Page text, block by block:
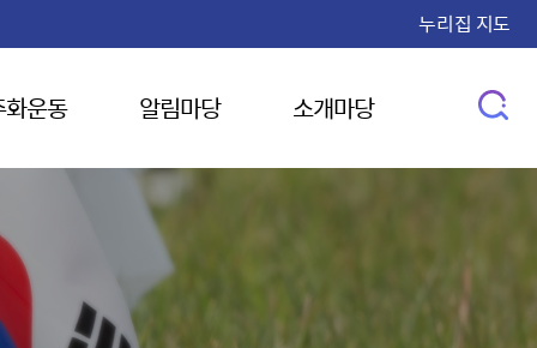
누리집 지도
운동 알림마당 소개마당